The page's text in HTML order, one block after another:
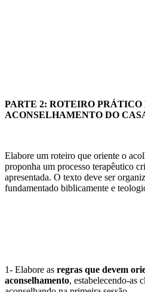
PARTE 2: ROTEIRO
ACONSELHAMENTO DO
Elabore um roteiro que oriente o
proponha um processo terapêutico
apresentada. O texto deve ser
fundamentado biblicamente e
1- Elabore as regras que devem
aconselhamento, estabelecendo-as